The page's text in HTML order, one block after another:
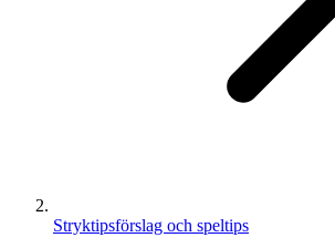
Stryktipsförslag och speltips